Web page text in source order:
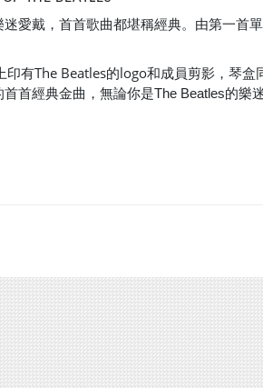
愛戴，首首歌曲都堪稱經典。由第一首
印有The Beatles的logo和成員剪影，琴盒
首經典金曲，無論你是The Beatles的樂